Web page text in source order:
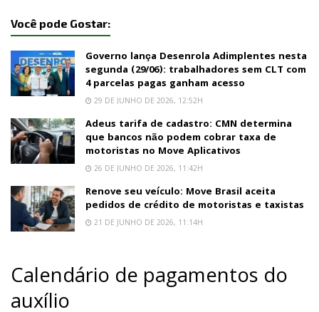
Você pode Gostar:
Governo lança Desenrola Adimplentes nesta
segunda (29/06): trabalhadores sem CLT com
4 parcelas pagas ganham acesso
29 DE JUNHO DE 2026, 12:52H
Adeus tarifa de cadastro: CMN determina
que bancos não podem cobrar taxa de
motoristas no Move Aplicativos
26 DE JUNHO DE 2026, 11:42H
Renove seu veículo: Move Brasil aceita
pedidos de crédito de motoristas e taxistas
21 DE JUNHO DE 2026, 11:14H
Calendário de pagamentos do
auxílio